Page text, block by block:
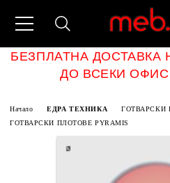
БЕЗПЛАТНА ДОСТАВКА
ДО ВСЕКИ ОФИС
Начало ЕДРА ТЕХНИКА
ГОТВАРСКИ
ГОТВАРСКИ ПЛОТОВЕ PYRAMIS